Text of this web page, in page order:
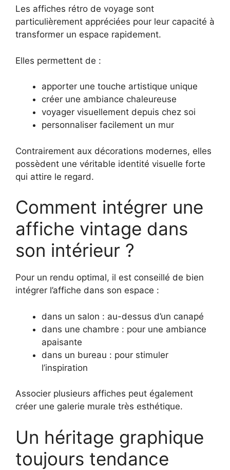
Les affiches rétro de voyage sont
particulièrement appréciées pour leur capacité à
transformer un espace rapidement.
Elles permettent de :
apporter une touche artistique unique
créer une ambiance chaleureuse
voyager visuellement depuis chez soi
personnaliser facilement un mur
Contrairement aux décorations modernes, elles
possèdent une véritable identité visuelle forte
qui attire le regard.
Comment intégrer une
affiche vintage dans
son intérieur ?
Pour un rendu optimal, il est conseillé de bien
intégrer l’affiche dans son espace :
dans un salon : au-dessus d’un canapé
dans une chambre : pour une ambiance
apaisante
dans un bureau : pour stimuler
l’inspiration
Associer plusieurs affiches peut également
créer une galerie murale très esthétique.
Un héritage graphique
toujours tendance